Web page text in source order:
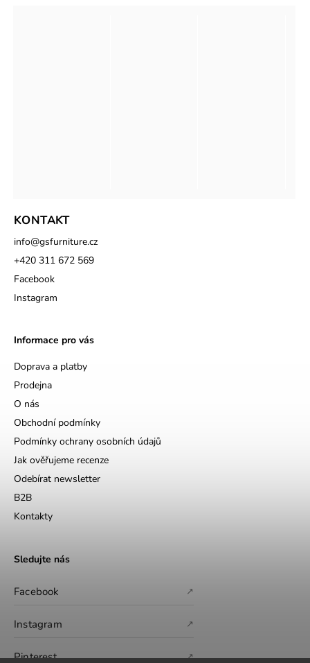
KONTAKT
info@gsfurniture.cz
+420 311 672 569
Facebook
Instagram
Informace pro vás
Doprava a platby
Prodejna
O nás
Obchodní podmínky
Podmínky ochrany osobních údajů
Jak ověřujeme recenze
Odebírat newsletter
B2B
Kontakty
Sledujte nás
Facebook ↗
Instagram ↗
Pinterest ↗